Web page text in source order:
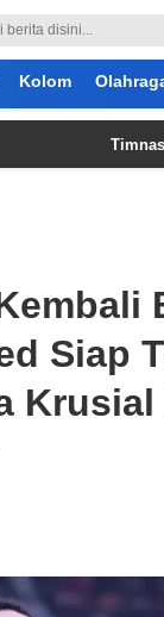
Kolom
Timnas
Siap